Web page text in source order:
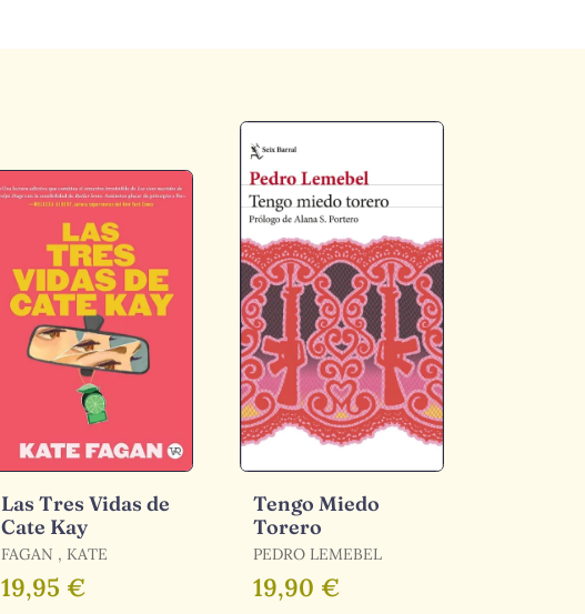
Las Tres Vidas de
Cate Kay
FAGAN , KATE
19,95 €
Tengo Miedo
Torero
PEDRO LEMEBEL
19,90 €